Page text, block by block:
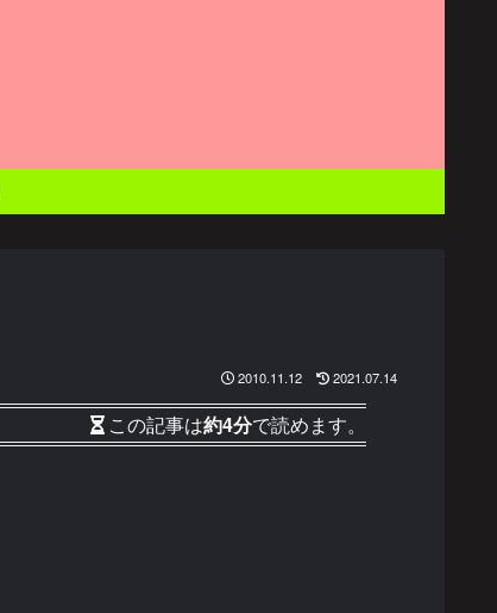
2010.11.12 2021.07.14
この記事は約4分で読めます。